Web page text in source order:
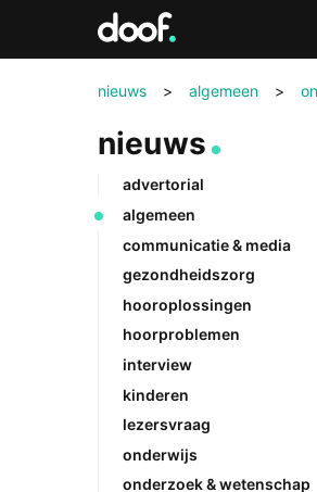
nieuws > algemeen >
nieuws
advertorial
algemeen
communicatie & media
gezondheidszorg
hooroplossingen
hoorproblemen
interview
kinderen
lezersvraag
onderwijs
onderzoek & wetenschap
Doof.nl